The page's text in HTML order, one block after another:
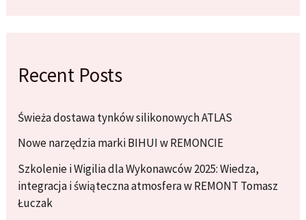
Recent Posts
Świeża dostawa tynków silikonowych ATLAS
Nowe narzędzia marki BIHUI w REMONCIE
Szkolenie i Wigilia dla Wykonawców 2025: Wiedza,
integracja i świąteczna atmosfera w REMONT Tomasz
Łuczak